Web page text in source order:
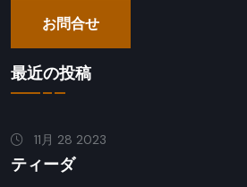
お問合せ
最近の投稿
11月 28 2023
ティーダ